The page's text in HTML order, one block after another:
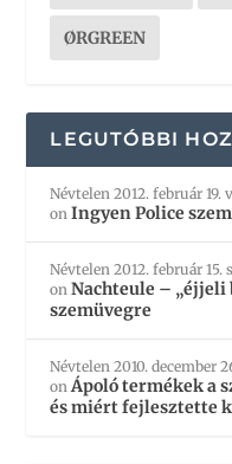
ØRGREEN
LEGUTÓBBI
Névtelen 2012. február 19.
onIngyen Police
Névtelen 2012. február 15.
onNachteule – „éjjeli
szemüvegre
Névtelen 2010. december
onÁpoló termékek a
és miért fejlesztette